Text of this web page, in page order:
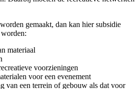
gemaakt, dan kan hier subsidie
materiaal
voorzieningen
voor een evenement
van een terrein of gebouw als dat voor